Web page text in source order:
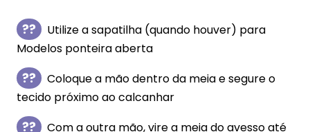
Utilize a sapatilha (quando houver) para
Modelos ponteira aberta
Coloque a mão dentro da meia e segure o
tecido próximo ao calcanhar
Com a outra mão, vire a meia do avesso até